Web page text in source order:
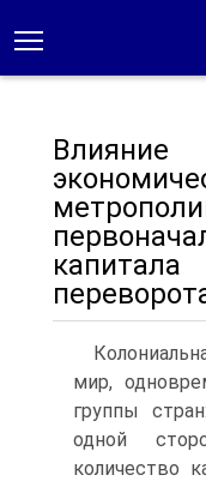
Влияние
мир,
группы
одной
количество